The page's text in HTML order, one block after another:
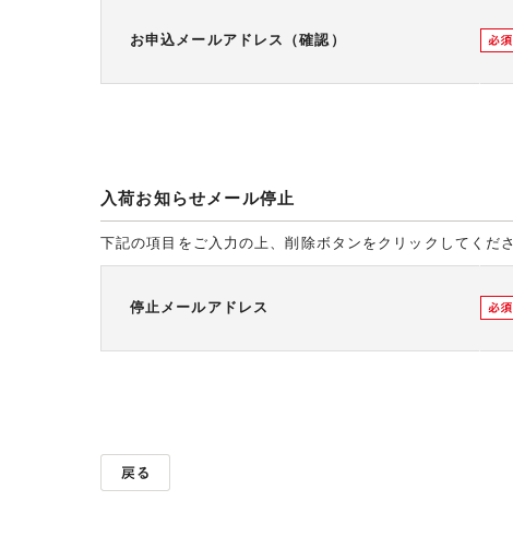
お申込メールアドレス（確認）
入荷お知らせメール停止
下記の項目をご入力の上、削除ボタンをクリックしてくだ
停止メールアドレス